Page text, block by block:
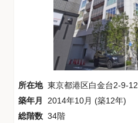
所在地 東京都港区白金台2-9-12
築年月
2014年10月 (築12年)
総階数 34階